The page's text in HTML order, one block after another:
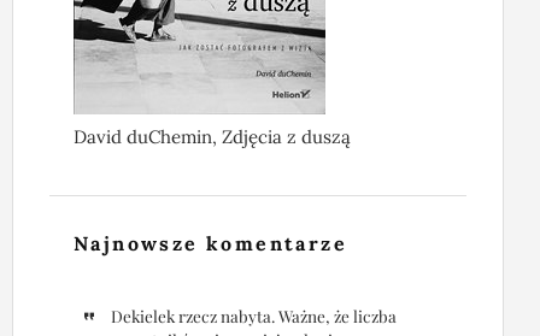
David duChemin, Zdjęcia z duszą
Najnowsze komentarze
Dekielek rzecz nabyta. Ważne, że liczba